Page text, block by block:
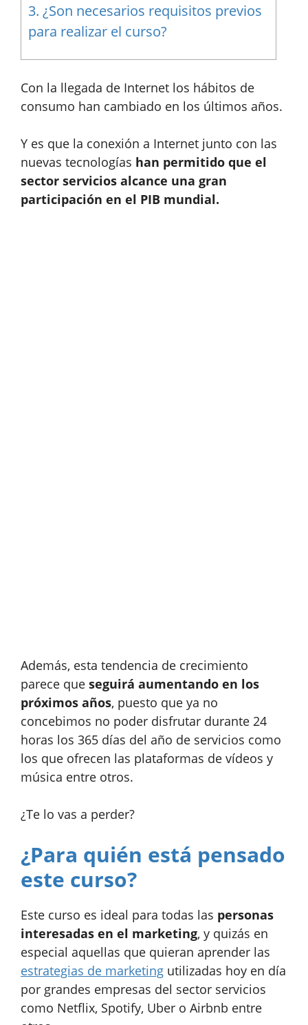
3. ¿Son necesarios requisitos previos
para realizar el curso?
Con la llegada de Internet los hábitos de
consumo han cambiado en los últimos años.
Y es que la conexión a Internet junto con las
nuevas tecnologías han permitido que el
sector servicios alcance una gran
participación en el PIB mundial.
Además, esta tendencia de crecimiento
parece que seguirá aumentando en los
próximos años, puesto que ya no
concebimos no poder disfrutar durante 24
horas los 365 días del año de servicios como
los que ofrecen las plataformas de vídeos y
música entre otros.
¿Te lo vas a perder?
¿Para quién está pensado
este curso?
Este curso es ideal para todas las personas
interesadas en el marketing, y quizás en
especial aquellas que quieran aprender las
estrategias de marketing utilizadas hoy en día
por grandes empresas del sector servicios
como Netflix, Spotify, Uber o Airbnb entre